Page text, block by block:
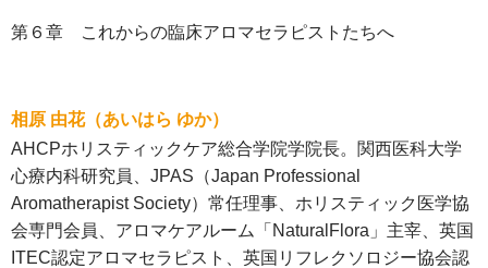
第６章 これからの臨床アロマセラピストたちへ
相原 由花（あいはら ゆか）
AHCPホリスティックケア総合学院学院長。関西医科大学
心療内科研究員、JPAS（Japan Professional
Aromatherapist Society）常任理事、ホリスティック医学協
会専門会員、アロマケアルーム「NaturalFlora」主宰、英国
ITEC認定アロマセラピスト、英国リフレクソロジー協会認